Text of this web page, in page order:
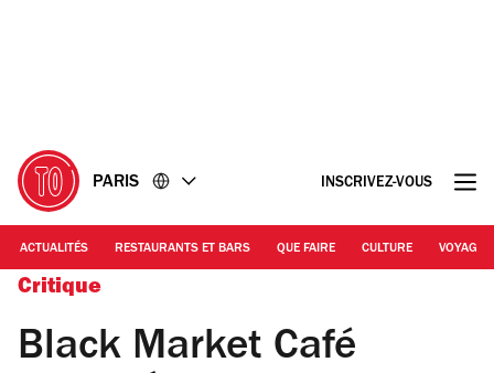
PARIS INSCRIVEZ-VOUS
ACTUALITÉS RESTAURANTS ET BARS QUE FAIRE CULTURE VOYAGE
Critique
Black Market Café